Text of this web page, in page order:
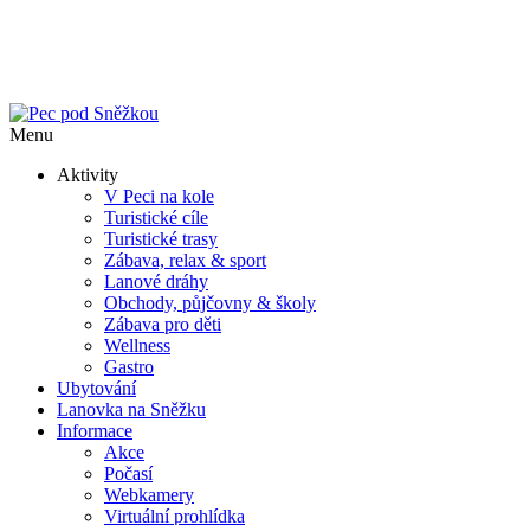
Menu
Aktivity
V Peci na kole
Turistické cíle
Turistické trasy
Zábava, relax & sport
Lanové dráhy
Obchody, půjčovny & školy
Zábava pro děti
Wellness
Gastro
Ubytování
Lanovka na Sněžku
Informace
Akce
Počasí
Webkamery
Virtuální prohlídka